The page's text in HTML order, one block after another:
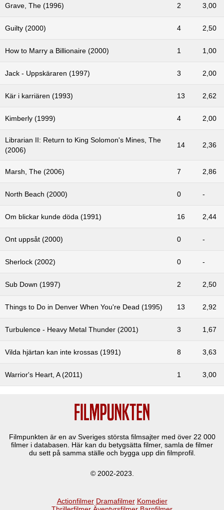
Grave, The (1996) 2 3,00
Guilty (2000) 4 2,50
How to Marry a Billionaire (2000) 1 1,00
Jack - Uppskäraren (1997) 3 2,00
Kär i karriären (1993) 13 2,62
Kimberly (1999) 4 2,00
Librarian II: Return to King Solomon's Mines, The
(2006)
14 2,36
Marsh, The (2006) 7 2,86
North Beach (2000) 0 -
Om blickar kunde döda (1991) 16 2,44
Ont uppsåt (2000) 0 -
Sherlock (2002) 0 -
Sub Down (1997) 2 2,50
Things to Do in Denver When You're Dead (1995) 13 2,92
Turbulence - Heavy Metal Thunder (2001) 3 1,67
Vilda hjärtan kan inte krossas (1991) 8 3,63
Warrior's Heart, A (2011) 1 3,00
Filmpunkten är en av Sveriges största filmsajter med över 22 000
filmer i databasen. Här kan du betygsätta filmer, samla de filmer
du sett på samma ställe och bygga upp din filmprofil.
© 2002-2023.
Actionfilmer Dramafilmer Komedier